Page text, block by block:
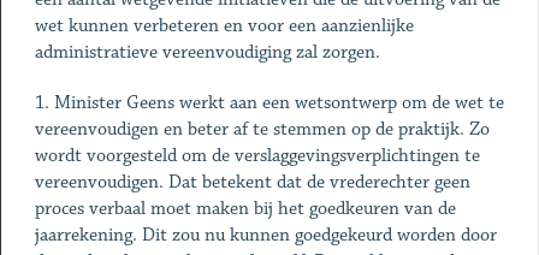
wet kunnen verbeteren en voor een aanzienlijke
administratieve vereenvoudiging zal zorgen.
1. Minister Geens werkt aan een wetsontwerp om de wet te
vereenvoudigen en beter af te stemmen op de praktijk. Zo
wordt voorgesteld om de verslaggevingsverplichtingen te
vereenvoudigen. Dat betekent dat de vrederechter geen
proces verbaal moet maken bij het goedkeuren van de
jaarrekening. Dit zou nu kunnen goedgekeurd worden door